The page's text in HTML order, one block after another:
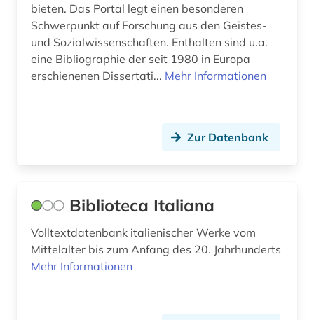
iberoromanistik (33)
il decamerone (1)
indigenes volk (1)
iranistik (1)
irland / literatur / irisch (1)
islam (1)
bieten. Das Portal legt einen besonderen
Schwerpunkt auf Forschung aus den Geistes-
und Sozialwissenschaften. Enthalten sind u.a.
eine Bibliographie der seit 1980 in Europa
erschienenen Dissertati... Mehr Informationen
Zur Datenbank
Biblioteca Italiana
Volltextdatenbank italienischer Werke vom
Mittelalter bis zum Anfang des 20. Jahrhunderts
Mehr Informationen